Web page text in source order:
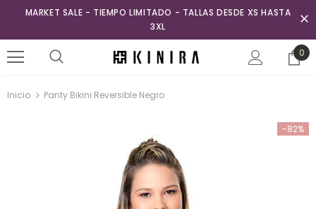
MARKET SALE - TIEMPO LIMITADO - TALLAS DESDE XS HASTA
3XL
0
Inicio Panty Bikini Reversible Negro
-82%